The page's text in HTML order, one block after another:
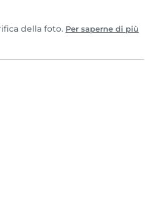
della foto. Per saperne di più